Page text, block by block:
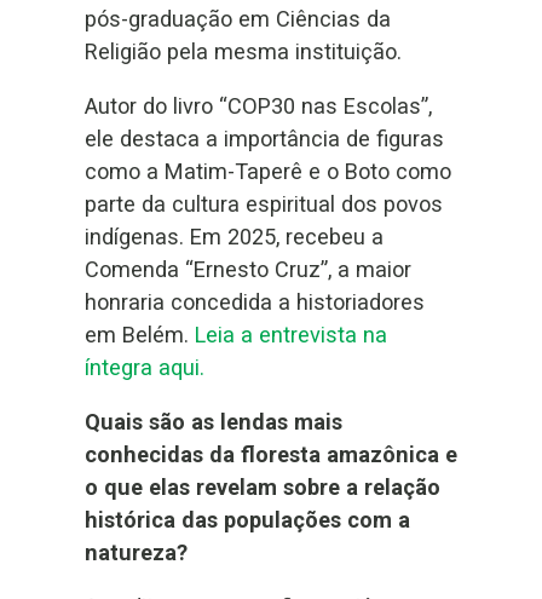
pós-graduação em Ciências da
Religião pela mesma instituição.
Autor do livro “COP30 nas Escolas”,
ele destaca a importância de figuras
como a Matim-Taperê e o Boto como
parte da cultura espiritual dos povos
indígenas. Em 2025, recebeu a
Comenda “Ernesto Cruz”, a maior
honraria concedida a historiadores
em Belém. Leia a entrevista na
íntegra aqui.
Quais são as lendas mais
conhecidas da floresta amazônica e
o que elas revelam sobre a relação
histórica das populações com a
natureza?